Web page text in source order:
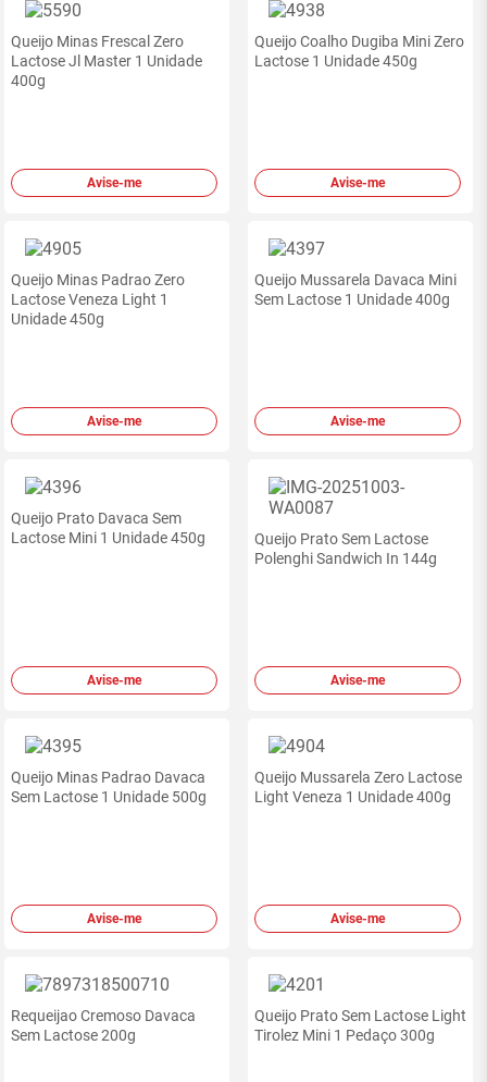
Queijo Minas Frescal Zero
Lactose Jl Master 1 Unidade
400g
Avise-me
Queijo Coalho Dugiba Mini Zero
Lactose 1 Unidade 450g
Avise-me
Queijo Minas Padrao Zero
Lactose Veneza Light 1
Unidade 450g
Avise-me
Queijo Mussarela Davaca Mini
Sem Lactose 1 Unidade 400g
Avise-me
Queijo Prato Davaca Sem
Lactose Mini 1 Unidade 450g
Avise-me
Queijo Prato Sem Lactose
Polenghi Sandwich In 144g
Avise-me
Queijo Minas Padrao Davaca
Sem Lactose 1 Unidade 500g
Avise-me
Queijo Mussarela Zero Lactose
Light Veneza 1 Unidade 400g
Avise-me
Requeijao Cremoso Davaca
Sem Lactose 200g
Queijo Prato Sem Lactose Light
Tirolez Mini 1 Pedaço 300g